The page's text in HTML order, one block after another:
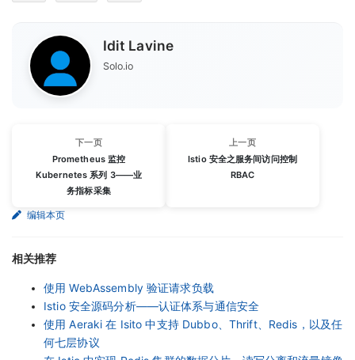
Idit Lavine
Solo.io
下一页
Prometheus 监控
Kubernetes 系列 3——业
务指标采集
上一页
Istio 安全之服务间访问控制
RBAC
编辑本页
相关推荐
使用 WebAssembly 验证请求负载
Istio 安全源码分析——认证体系与通信安全
使用 Aeraki 在 Isito 中支持 Dubbo、Thrift、Redis，以及任
何七层协议